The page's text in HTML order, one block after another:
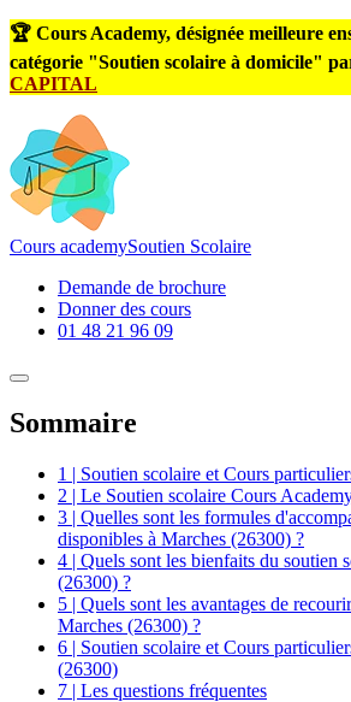
🏆 Cours Academy, désignée meilleure
catégorie "Soutien scolaire à domicile"
CAPITAL
Cours academySoutien Scolaire
Demande de brochure
Donner des cours
01 48 21 96 09
Sommaire
1 | Soutien scolaire et Cours
2 | Le Soutien scolaire Cours
3 | Quelles sont les formules
disponibles à Marches (26300) ?
4 | Quels sont les bienfaits du soutien
(26300) ?
5 | Quels sont les avantages de
Marches (26300) ?
6 | Soutien scolaire et Cours
(26300)
7 | Les questions fréquentes